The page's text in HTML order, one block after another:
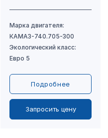
Подробнее
Запросить цену